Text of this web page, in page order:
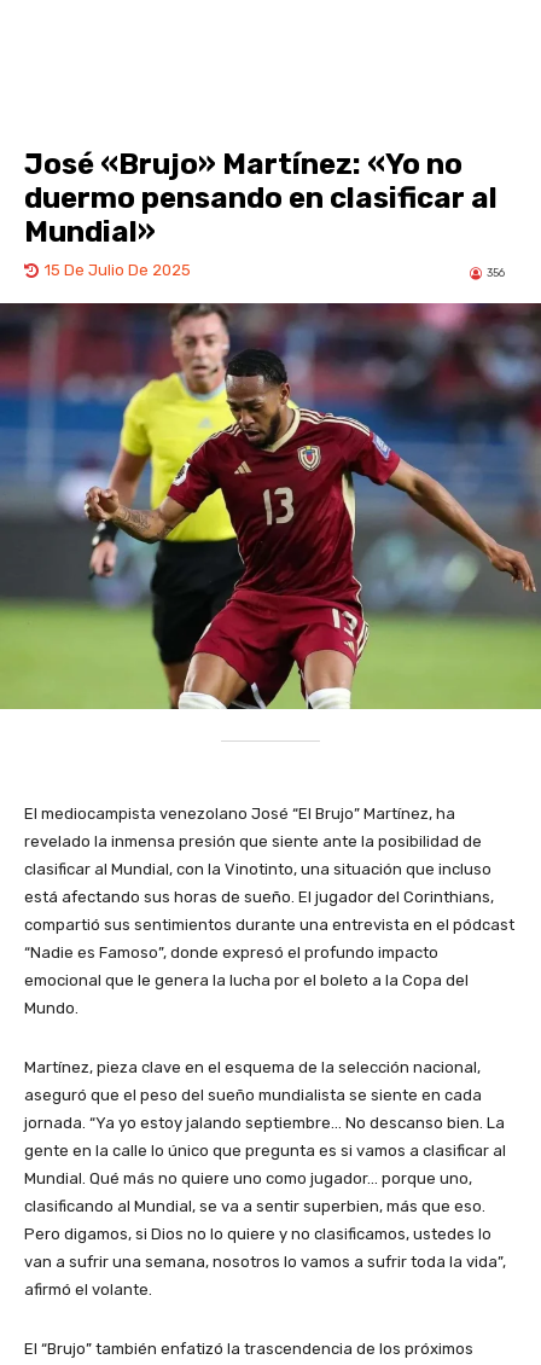
José «Brujo» Martínez: «Yo no
duermo pensando en clasificar al
Mundial»
15 De Julio De 2025 356
El mediocampista venezolano José “El Brujo” Martínez, ha
revelado la inmensa presión que siente ante la posibilidad de
clasificar al Mundial, con la Vinotinto, una situación que incluso
está afectando sus horas de sueño. El jugador del Corinthians,
compartió sus sentimientos durante una entrevista en el pódcast
“Nadie es Famoso”, donde expresó el profundo impacto
emocional que le genera la lucha por el boleto a la Copa del
Mundo.
Martínez, pieza clave en el esquema de la selección nacional,
aseguró que el peso del sueño mundialista se siente en cada
jornada. “Ya yo estoy jalando septiembre… No descanso bien. La
gente en la calle lo único que pregunta es si vamos a clasificar al
Mundial. Qué más no quiere uno como jugador… porque uno,
clasificando al Mundial, se va a sentir superbien, más que eso.
Pero digamos, si Dios no lo quiere y no clasificamos, ustedes lo
van a sufrir una semana, nosotros lo vamos a sufrir toda la vida”,
afirmó el volante.
El “Brujo” también enfatizó la trascendencia de los próximos